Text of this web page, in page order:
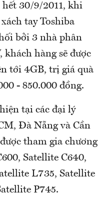
hết 30/9/2011, khi
tay Toshiba
bởi 3 nhà phân
khách hàng sẽ được
tới 4GB, trị giá quà
- 850.000 đồng.
tại các đại lý
Đà Nẵng và Cần
tham gia chương
Satellite C640,
L735, Satellite
P745.